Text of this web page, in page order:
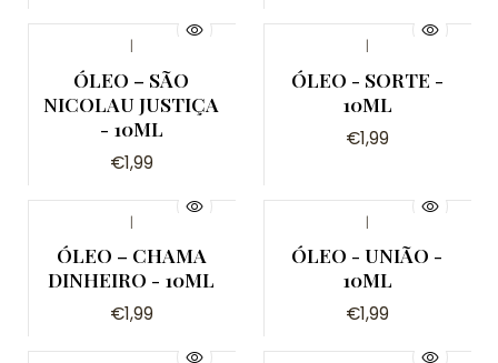
ÓLEO – SÃO
NICOLAU JUSTIÇA
- 10ML
€1,99
ÓLEO - SORTE -
10ML
€1,99
|
ÓLEO – CHAMA
DINHEIRO - 10ML
€1,99
|
ÓLEO - UNIÃO -
10ML
€1,99